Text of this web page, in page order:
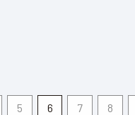
5 6 7 8